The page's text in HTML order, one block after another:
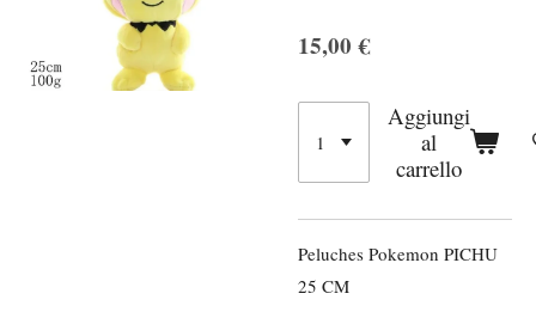
15,00 €
Aggiungi
al
carrello
Peluches Pokemon PICHU
25 CM